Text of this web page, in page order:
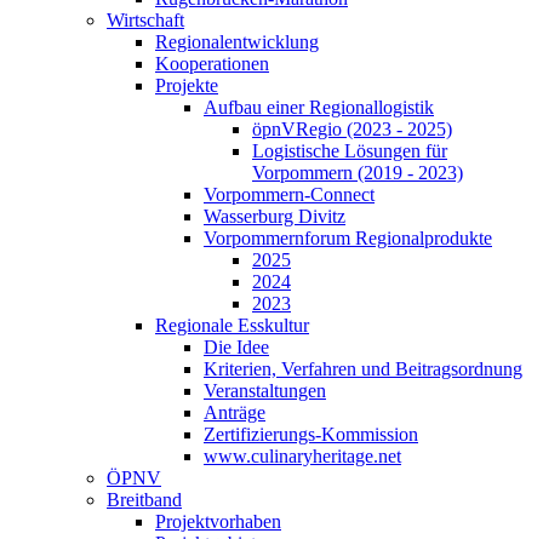
Wirtschaft
Regionalentwicklung
Kooperationen
Projekte
Aufbau einer Regionallogistik
öpnVRegio (2023 - 2025)
Logistische Lösungen­ für
Vorpommern (2019 - 2023)
Vorpommern-Connect
Wasserburg Divitz
Vorpommernforum Regionalprodukte
2025
2024
2023
Regionale Esskultur
Die Idee
Kriterien, Verfahren und Beitragsordnung
Veranstaltungen
Anträge
Zertifizierungs-Kommission
www.culinaryheritage.net
ÖPNV
Breitband
Projektvorhaben